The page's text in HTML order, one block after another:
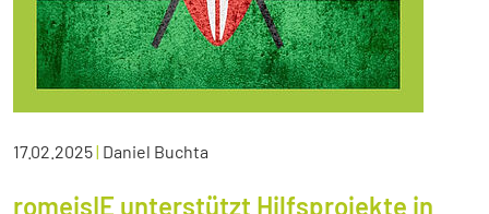
17.02.2025| Daniel Buchta
romeisIE unterstützt Hilfsprojekte in